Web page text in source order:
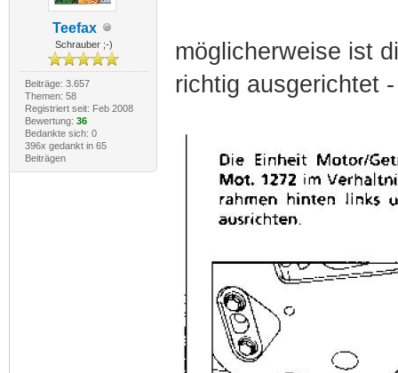
Teefax
Schrauber ;-)
Beiträge: 3.657
Themen: 58
Registriert seit: Feb 2008
Bewertung: 36
Bedankte sich: 0
396x gedankt in 65
Beiträgen
möglicherweise ist
richtig ausgerichtet